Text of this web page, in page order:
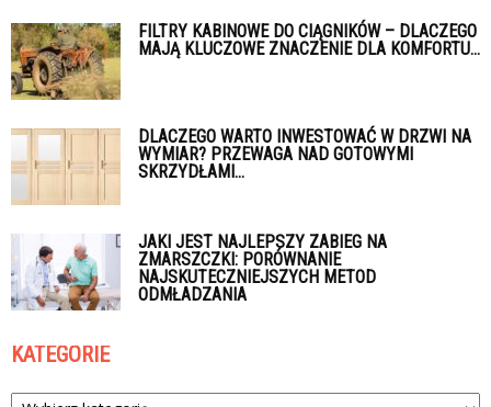
FILTRY KABINOWE DO CIĄGNIKÓW – DLACZEGO
MAJĄ KLUCZOWE ZNACZENIE DLA KOMFORTU...
DLACZEGO WARTO INWESTOWAĆ W DRZWI NA
WYMIAR? PRZEWAGA NAD GOTOWYMI
SKRZYDŁAMI...
JAKI JEST NAJLEPSZY ZABIEG NA
ZMARSZCZKI: PORÓWNANIE
NAJSKUTECZNIEJSZYCH METOD
ODMŁADZANIA
KATEGORIE
Kategorie